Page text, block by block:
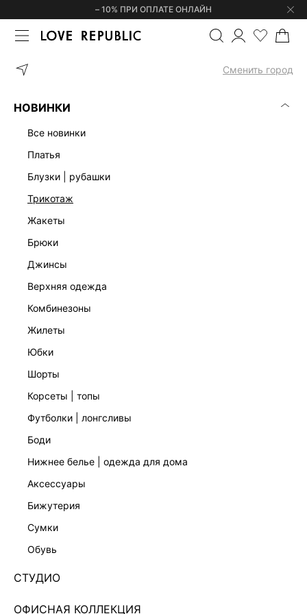
– 10% ПРИ ОПЛАТЕ ОНЛАЙН
Сменить город
НОВИНКИ
все новинки
платья
блузки | рубашки
трикотаж
жакеты
брюки
джинсы
верхняя одежда
комбинезоны
жилеты
юбки
шорты
корсеты | топы
футболки | лонгсливы
боди
нижнее белье | одежда для дома
аксессуары
бижутерия
сумки
обувь
СТУДИО
ОФИСНАЯ КОЛЛЕКЦИЯ
ГЛАВНАЯ ОДНОБОРТНЫЙ ЖАКЕТ
ЭКСКЛЮЗИВНО ОНЛАЙН
ОДНОБОРТНЫЙ ЖАКЕТ ПРИТАЛЕННОГО КРОЯ
5152217608-13
Нет в наличии